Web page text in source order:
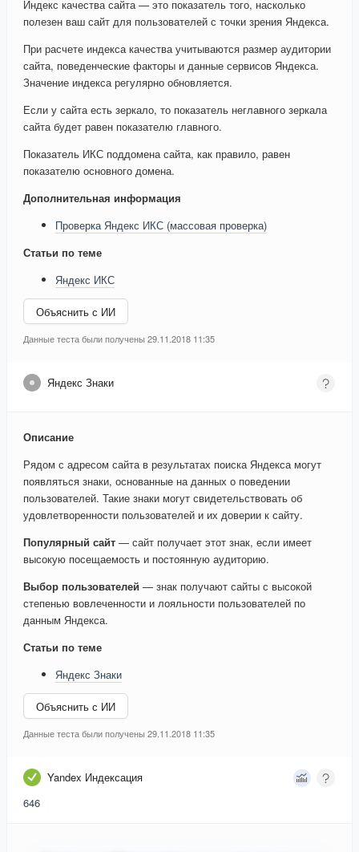
Индекс качества сайта — это показатель того, насколько
полезен ваш сайт для пользователей с точки зрения Яндекса.
При расчете индекса качества учитываются размер аудитории
сайта, поведенческие факторы и данные сервисов Яндекса.
Значение индекса регулярно обновляется.
Если у сайта есть зеркало, то показатель неглавного зеркала
сайта будет равен показателю главного.
Показатель ИКС поддомена сайта, как правило, равен
показателю основного домена.
Дополнительная информация
Проверка Яндекс ИКС (массовая проверка)
Статьи по теме
Яндекс ИКС
Объяснить с ИИ
Данные теста были получены 29.11.2018 11:35
Яндекс Знаки
Описание
Рядом с адресом сайта в результатах поиска Яндекса могут
появляться знаки, основанные на данных о поведении
пользователей. Такие знаки могут свидетельствовать об
удовлетворенности пользователей и их доверии к сайту.
Популярный сайт — сайт получает этот знак, если имеет
высокую посещаемость и постоянную аудиторию.
Выбор пользователей — знак получают сайты с высокой
степенью вовлеченности и лояльности пользователей по
данным Яндекса.
Статьи по теме
Яндекс Знаки
Объяснить с ИИ
Данные теста были получены 29.11.2018 11:35
Yandex Индексация
646